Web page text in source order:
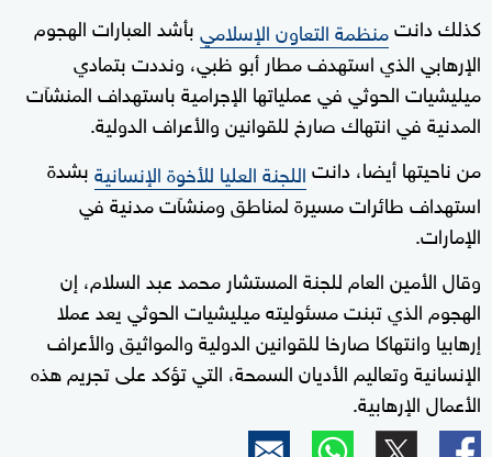
كذلك دانتمنظمة التعاون الإسلاميبأشد العبارات الهجوم
الإرهابي الذي استهدف مطار أبو ظبي، ونددت بتمادي
ميليشيات الحوثي في عملياتها الإجرامية باستهداف المنشآت
المدنية في انتهاك صارخ للقوانين والأعراف الدولية.
من ناحيتها أيضا، دانتاللجنة العليا للأخوة الإنسانيةبشدة
استهداف طائرات مسيرة لمناطق ومنشآت مدنية في
الإمارات.
وقال الأمين العام للجنة المستشار محمد عبد السلام، إن
الهجوم الذي تبنت مسئوليته ميليشيات الحوثي يعد عملا
إرهابيا وانتهاكا صارخا للقوانين الدولية والمواثيق والأعراف
الإنسانية وتعاليم الأديان السمحة، التي تؤكد على تجريم هذه
الأعمال الإرهابية.